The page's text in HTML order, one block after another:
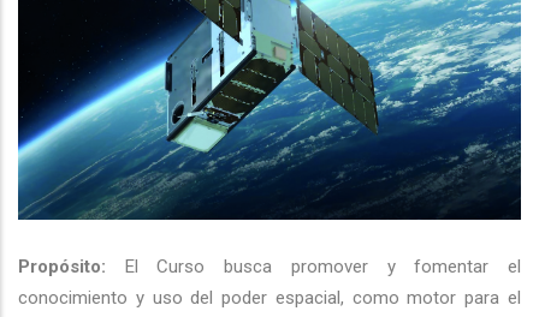
Propósito: El Curso busca promover y fomentar el
conocimiento y uso del poder espacial, como motor para el